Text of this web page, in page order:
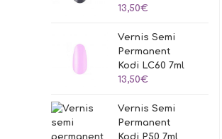
13,50€
Vernis Semi
Permanent
Kodi LC60 7ml
13,50€
Vernis Semi
Permanent
Kodi P50 7ml